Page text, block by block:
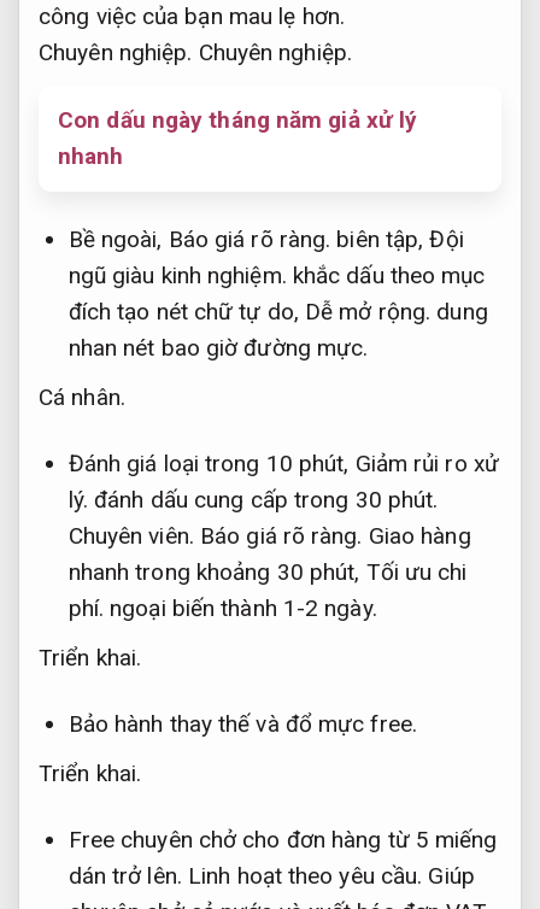
công việc của bạn mau lẹ hơn.
Chuyên nghiệp. Chuyên nghiệp.
Con dấu ngày tháng năm giả xử lý
nhanh
Bề ngoài, Báo giá rõ ràng. biên tập,Đội
ngũ giàu kinh nghiệm. khắc dấu theo mục
đích tạo nét chữ tự do, Dễ mở rộng. dung
nhan nét bao giờ đường mực.
Cá nhân.
Đánh giá loại trong 10 phút, Giảm rủi ro xử
lý. đánh dấu cung cấp trong 30 phút.
Chuyên viên. Báo giá rõ ràng. Giao hàng
nhanh trong khoảng 30 phút, Tối ưu chi
phí. ngoại biến thành 1-2 ngày.
Triển khai.
Bảo hành thay thế và đổ mực free.
Triển khai.
Free chuyên chở cho đơn hàng từ 5 miếng
dán trở lên. Linh hoạt theo yêu cầu. Giúp